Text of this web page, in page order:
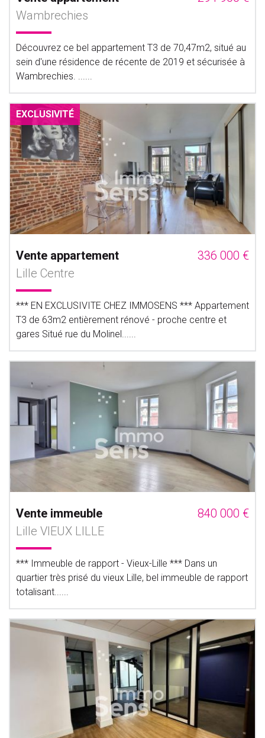
Wambrechies
Découvrez ce bel appartement T3 de 70,47m2, situé au
sein d'une résidence de récente de 2019 et sécurisée à
Wambrechies. ......
EXCLUSIVITÉ
Vente appartement
336 000 €
Lille Centre
*** EN EXCLUSIVITE CHEZ IMMOSENS *** Appartement
T3 de 63m2 entièrement rénové - proche centre et
gares Situé rue du Molinel......
Vente immeuble
840 000 €
Lille VIEUX LILLE
*** Immeuble de rapport - Vieux-Lille *** Dans un
quartier très prisé du vieux Lille, bel immeuble de rapport
totalisant......